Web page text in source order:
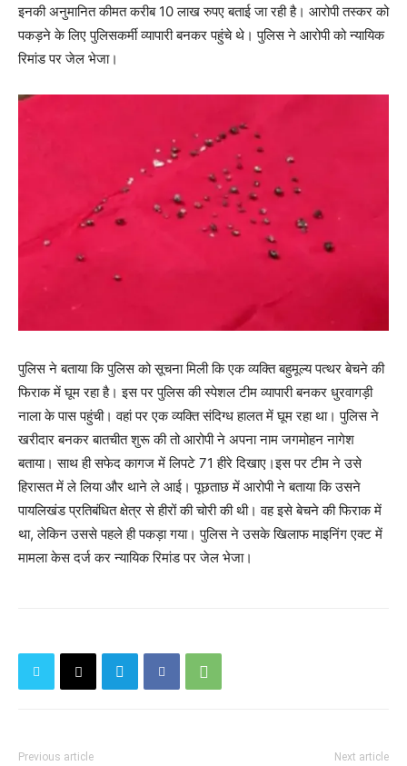
इनकी अनुमानित कीमत करीब 10 लाख रुपए बताई जा रही है। आरोपी तस्कर को
पकड़ने के लिए पुलिसकर्मी व्यापारी बनकर पहुंचे थे। पुलिस ने आरोपी को न्यायिक
रिमांड पर जेल भेजा।
पुलिस ने बताया कि पुलिस को सूचना मिली कि एक व्यक्ति बहुमूल्य पत्थर बेचने की
फिराक में घूम रहा है। इस पर पुलिस की स्पेशल टीम व्यापारी बनकर धुरवागड़ी
नाला के पास पहुंची। वहां पर एक व्यक्ति संदिग्ध हालत में घूम रहा था। पुलिस ने
खरीदार बनकर बातचीत शुरू की तो आरोपी ने अपना नाम जगमोहन नागेश
बताया। साथ ही सफेद कागज में लिपटे 71 हीरे दिखाए।इस पर टीम ने उसे
हिरासत में ले लिया और थाने ले आई। पूछताछ में आरोपी ने बताया कि उसने
पायलिखंड प्रतिबंधित क्षेत्र से हीरों की चोरी की थी। वह इसे बेचने की फिराक में
था, लेकिन उससे पहले ही पकड़ा गया। पुलिस ने उसके खिलाफ माइनिंग एक्ट में
मामला केस दर्ज कर न्यायिक रिमांड पर जेल भेजा।
Previous article Next article